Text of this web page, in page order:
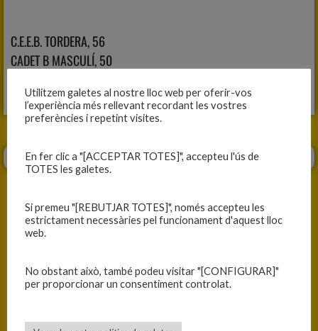
C.E.E.B. TORDERA, 56
CADET B MASCULÍ, 50
PODRIA, PERÒ NO HA POGUT SER REGAL ANTICIPAT DE NADAL
Utilitzem galetes al nostre lloc web per oferir-vos
l’experiència més rellevant recordant les vostres
preferències i repetint visites.
En fer clic a "[ACCEPTAR TOTES]", accepteu l'ús de
TOTES les galetes.
Si premeu "[REBUTJAR TOTES]", només accepteu les
estrictament necessàries pel funcionament d'aquest lloc
web.
No obstant això, també podeu visitar "[CONFIGURAR]"
per proporcionar un consentiment controlat.